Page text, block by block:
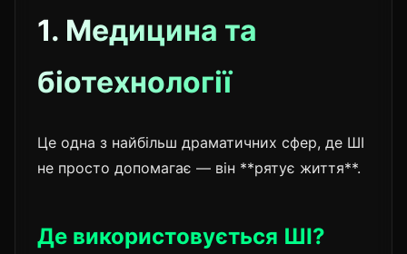
1. Медицина та
біотехнології
Це одна з найбільш драматичних сфер, де ШІ
не просто допомагає — він **рятує життя**.
Де використовується ШІ?